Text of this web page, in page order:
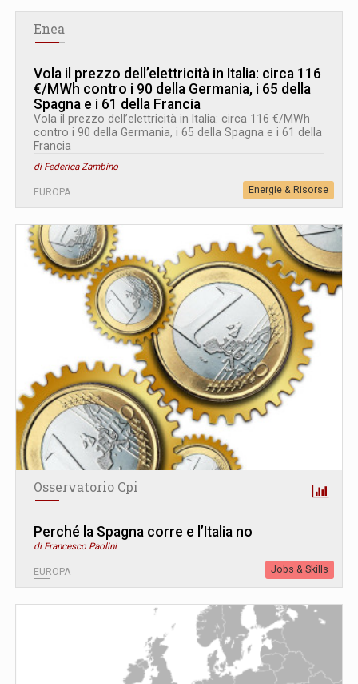
Enea
Vola il prezzo dell’elettricità in Italia: circa 116
€/MWh contro i 90 della Germania, i 65 della
Spagna e i 61 della Francia
Vola il prezzo dell’elettricità in Italia: circa 116 €/MWh
contro i 90 della Germania, i 65 della Spagna e i 61 della
Francia
di Federica Zambino
EUROPA Energie & Risorse
Osservatorio Cpi
Perché la Spagna corre e l’Italia no
di Francesco Paolini
EUROPA Jobs & Skills